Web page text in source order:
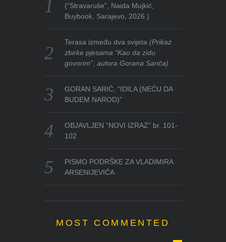
(“Stravaruše”, Naida Mujkić,
Buybook, Sarajevo, 2026.)
Terasa između dva svijeta(Prikaz
zbirke pjesama “Kao da zidu
govorim”, autora Gorana Sarića)
GORAN SARIĆ, “IDILA (NEĆU DA
BUDEM NAROD)”
OBJAVLJEN “NOVI IZRAZ” br. 101-
102
PISMO PODRŠKE ZA VLADIMIRA
ARSENIJEVIĆA
MOST COMMENTED